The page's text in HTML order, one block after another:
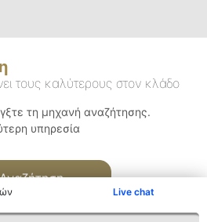
Live chat
τους καλύτερους στον κλάδο
τη μηχανή αναζήτησης.
υπηρεσία
Αναζήτηση